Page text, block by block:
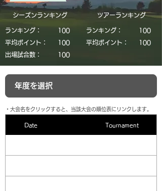
シーズンランキング
ランキング：
​100
平均ポイント：
​100
​出場試合数：
​100
​ツアーランキング
ランキング：
​100
平均ポイント：
​100
​・大会名をクリックすると、当該大会の順位表にリンクします。
Date Tournament